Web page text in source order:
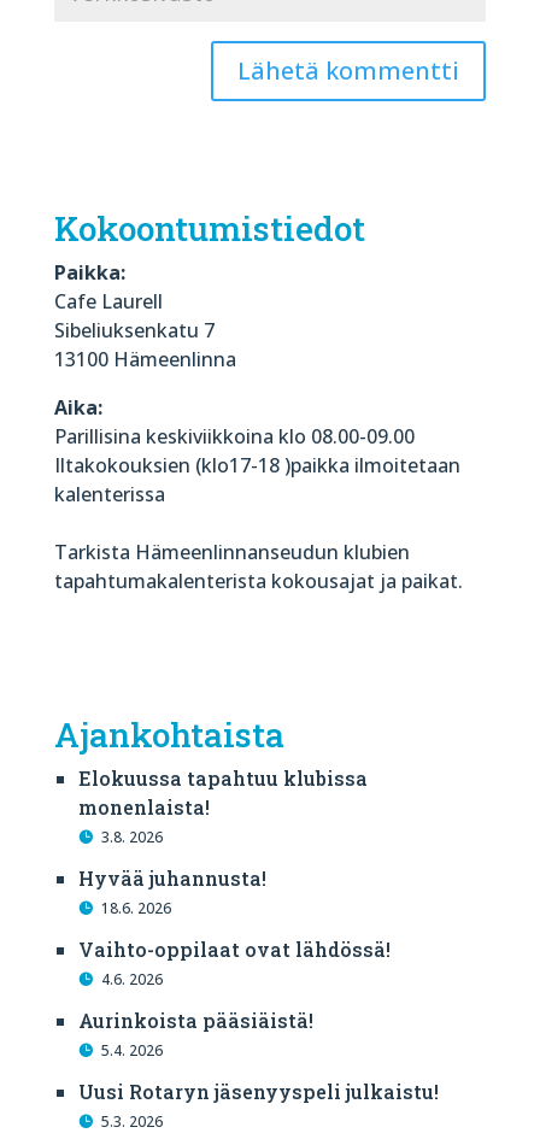
Kokoontumistiedot
Paikka:
Cafe Laurell
Sibeliuksenkatu 7
13100 Hämeenlinna
Aika:
Parillisina keskiviikkoina klo 08.00-09.00
Iltakokouksien (klo17-18 )paikka ilmoitetaan
kalenterissa
Tarkista Hämeenlinnanseudun klubien
tapahtumakalenterista kokousajat ja paikat.
Ajankohtaista
Elokuussa tapahtuu klubissa
monenlaista!
3.8. 2026
Hyvää juhannusta!
18.6. 2026
Vaihto-oppilaat ovat lähdössä!
4.6. 2026
Aurinkoista pääsiäistä!
5.4. 2026
Uusi Rotaryn jäsenyyspeli julkaistu!
5.3. 2026